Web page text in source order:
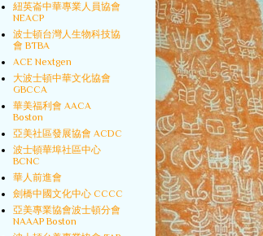
紐英崙中華專業人員協會
NEACP
波士頓台灣人生物科技協
會 BTBA
ACE Nextgen
大波士頓中華文化協會
GBCCA
華美福利會 AACA
Boston
亞美社區發展協會 ACDC
波士頓華埠社區中心
BCNC
華人前進會
劍橋中國文化中心 CCCC
亞美專業協會波士頓分會
NAAAP Boston